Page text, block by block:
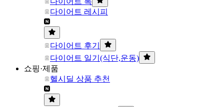
다이어트 레시피
다이어트 후기
다이어트 일기(식단,운동)
쇼핑·제품
헬시딜 상품 추천